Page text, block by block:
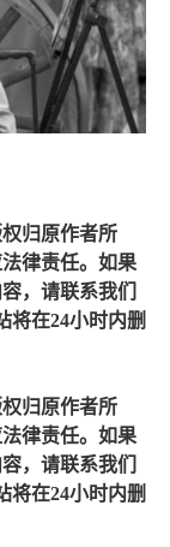
归原作者所
律责任。如果
，请联系我们
将在24小时内删
归原作者所
律责任。如果
，请联系我们
将在24小时内删